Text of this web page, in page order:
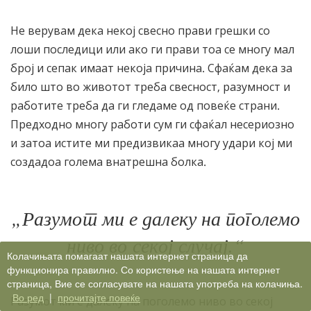
Не верувам дека некој свесно прави грешки со
лоши последици или ако ги прави тоа се многу мал
број и сепак имаат некоја причина. Сфаќам дека за
било што во животот треба свесност, разумност и
работите треба да ги гледаме од повеќе страни.
Предходно многу работи сум ги сфаќал несериозно
и затоа истите ми предизвикаа многу удари кој ми
создадоа голема внатрешна болка.
„Разумот ми е далеку на поголемо
ниво во секој случај.“
Разумот ми е далеку на поголемо ниво во секој
Колачињата помагаат нашата интернет страница да
функционира правилно. Со користење на нашата интернет
страница, Вие се согласувате на нашата употреба на колачиња.
Во ред | прочитајте повеќе